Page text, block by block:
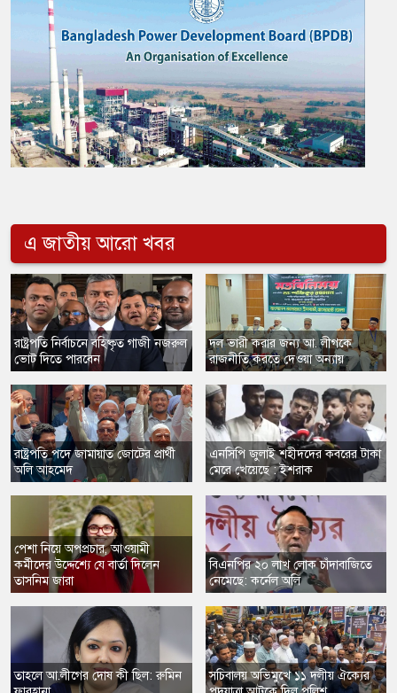
এ জাতীয় আরো খবর
রাষ্ট্রপতি নির্বাচনে বহিষ্কৃত গাজী নজরুল
ভোট দিতে পারবেন
রাষ্ট্রপতি পদে জামায়াত জোটের প্রার্থী
অলি আহমেদ
পেশা নিয়ে অপপ্রচার, আওয়ামী
কর্মীদের উদ্দেশ্যে যে বার্তা দিলেন
তাসনিম জারা
তাহলে আ.লীগের দোষ কী ছিল: রুমিন
দল ভারী করার জন্য আ. লীগকে
রাজনীতি করতে দেওয়া অন্যায়
এনসিপি জুলাই শহীদদের কবরের টাকা
মেরে খেয়েছে : ইশরাক
​বিএনপির ২০ লাখ লোক চাঁদাবাজিতে
নেমেছে: কর্নেল অলি
সচিবালয় অভিমুখে ১১ দলীয় ঐক্যের